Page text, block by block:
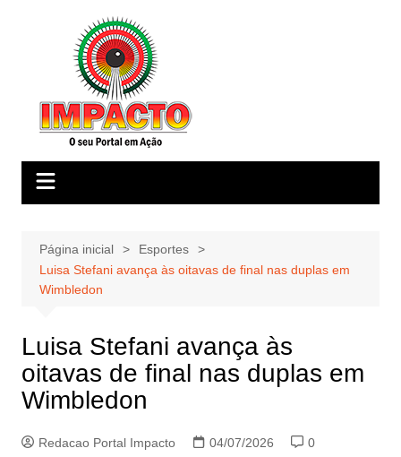
Página inicial
Esportes
Luisa Stefani avança às oitavas de final nas duplas em
Wimbledon
Luisa Stefani avança às
oitavas de final nas duplas em
Wimbledon
Redacao Portal Impacto 04/07/2026
0